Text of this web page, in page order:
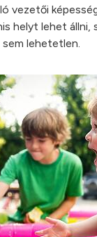
vezetői
helyt lehet állni,
sem lehetetlen.